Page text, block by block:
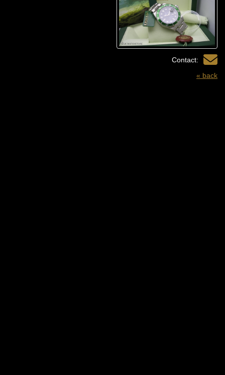
Contact:
« back